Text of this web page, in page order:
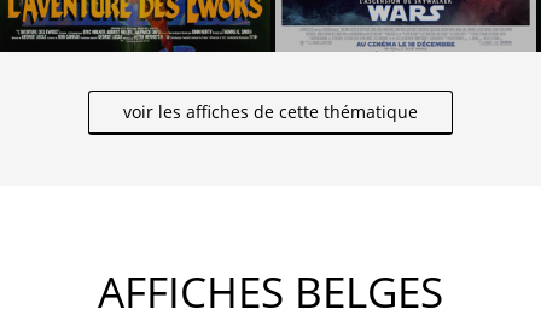
voir les affiches de cette thématique
AFFICHES BELGES